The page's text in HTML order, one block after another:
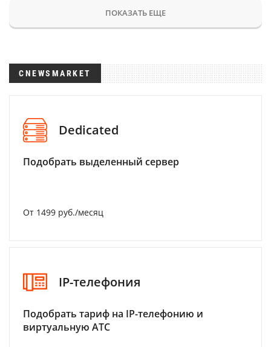
ПОКАЗАТЬ ЕЩЕ
CNEWSMARKET
Dedicated
Подобрать выделенный сервер
От 1499 руб./месяц
IP-телефония
Подобрать тариф на IP-телефонию и
виртуальную АТС